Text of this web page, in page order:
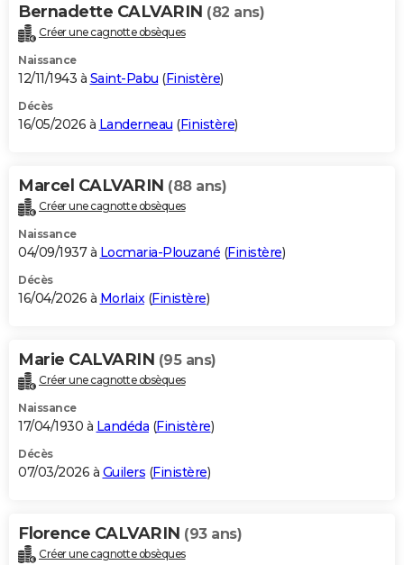
Carte de Noël
Carte Bonne année
Carte Saint-Valentin
Carte Pâques
Carte d'anniversaire
DICTIONNAIRE
Dictionnaire
Biographies
Citations
Expressions
Proverbes
PROGRAMME TV
S'inscrire
Se connecter
Lycées
Collèges
Primaires
Universités
Entreprises
Service militaire
Avis de recherche
AVIS DE DÉCÈS
Bricolage
Lifestyle
Culture
Sport
Auto
Television
Voyage
Cinema
Bernadette CALVARIN (82 ans)
Créer une cagnotte obsèques
Naissance
12/11/1943 à Saint-Pabu (Finistère)
Décès
16/05/2026 à Landerneau (Finistère)
Marcel CALVARIN (88 ans)
Créer une cagnotte obsèques
Naissance
04/09/1937 à Locmaria-Plouzané (Finistère)
Décès
16/04/2026 à Morlaix(Finistère)
Marie CALVARIN (95 ans)
Créer une cagnotte obsèques
Naissance
17/04/1930 à Landéda (Finistère)
Décès
07/03/2026 à Guilers (Finistère)
Florence CALVARIN (93 ans)
Créer une cagnotte obsèques